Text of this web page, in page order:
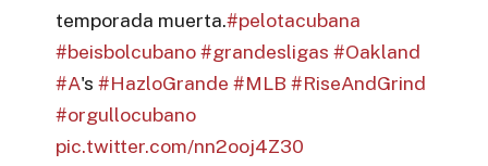
temporada muerta.#pelotacubana
#beisbolcubano #grandesligas #Oakland
#A's#HazloGrande #MLB #RiseAndGrind
#orgullocubano
pic.twitter.com/nn2ooj4Z30